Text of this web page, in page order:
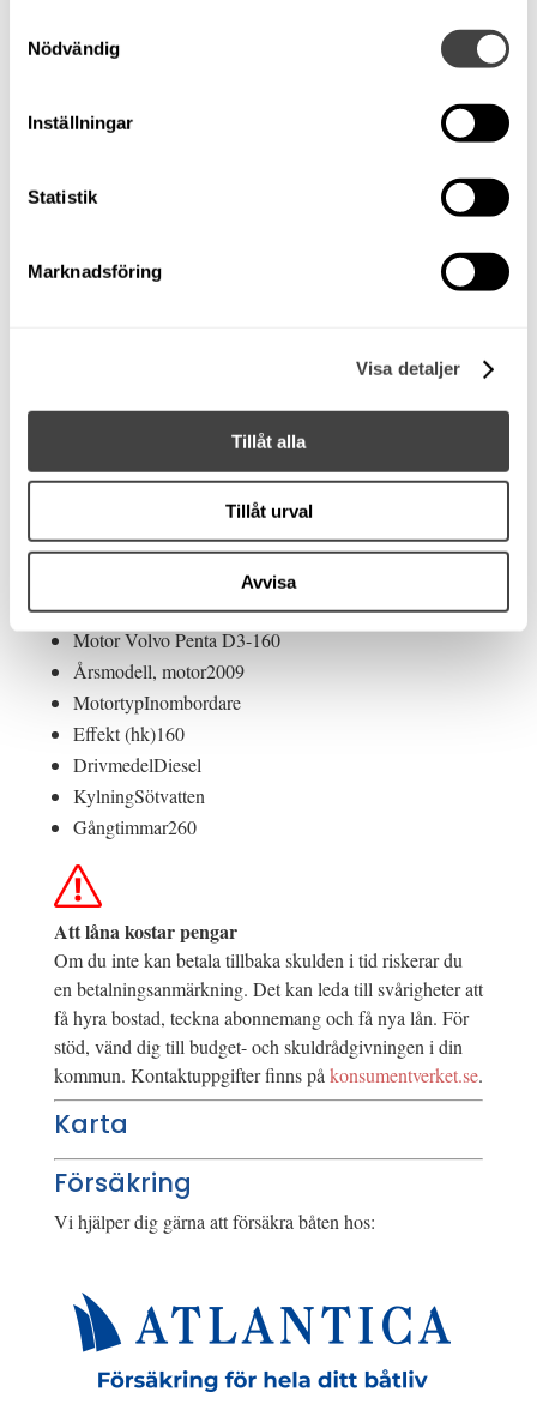
Nödvändig
Inställningar
Statistik
Marknadsföring
Visa detaljer
Tillåt alla
Tillåt urval
Avvisa
Utrustning: Helkapell, dynsats, Garmin Plotter, EVC
display i instrument, Wallas Spis med värmare, stereo,
solcell, dubbla betterier, bäddbar i fören, lanternor,
förtöjningsutrustning med tampar, fendrar samt ankare
Servad regelbundet. 260 gångtimmar.
Med reservation för felskrivning i annonsen.
Användning
Motorfakta
MotorVolvo Penta D3-160
Årsmodell, motor2009
MotortypInombordare
Effekt (hk)160
DrivmedelDiesel
KylningSötvatten
Gångtimmar260
Att låna kostar pengar
Om du inte kan betala tillbaka skulden i tid riskerar du
en betalningsanmärkning. Det kan leda till svårigheter att
få hyra bostad, teckna abonnemang och få nya lån. För
stöd, vänd dig till budget- och skuldrådgivningen i din
kommun. Kontaktuppgifter finns på konsumentverket.se.
Karta
Försäkring
Vi hjälper dig gärna att försäkra båten hos: